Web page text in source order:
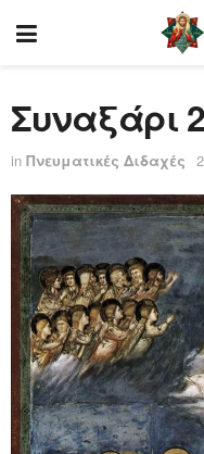
Συναξάρι
in Πνευματικές Διδαχές